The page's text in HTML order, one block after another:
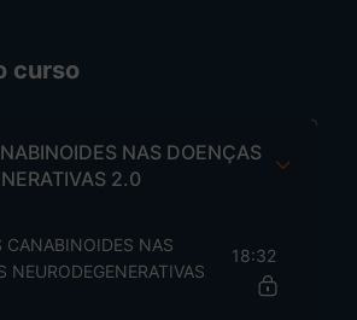
curso
NAS DOENÇAS
2.0
CANABINOIDES NAS
NEURODEGENERATIVAS
18:32